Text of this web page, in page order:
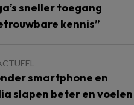
sneller toegang
kennis”
smartphone en
slapen beter en voelen